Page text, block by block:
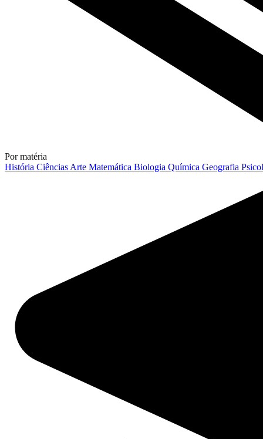
Por matéria
História Ciências Arte Matemática Biologia Química Geografia